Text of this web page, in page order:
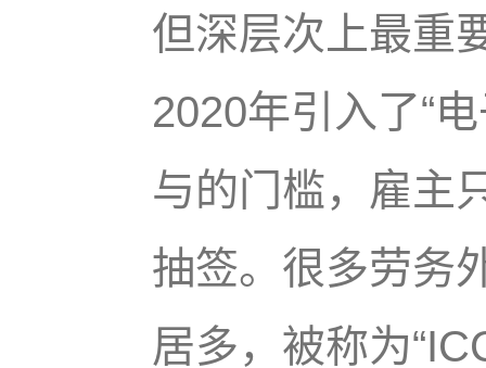
但深层次上最重
2020年引入了“
与的门槛，雇主
抽签。很多劳务
居多，被称为